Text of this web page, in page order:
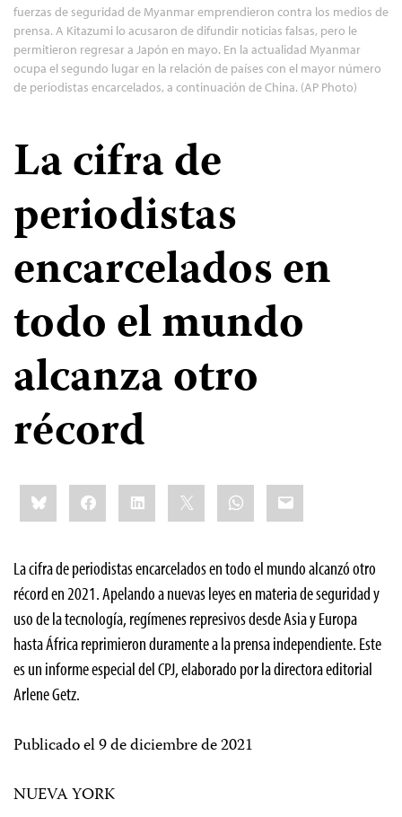
fuerzas de seguridad de Myanmar emprendieron contra los medios de
prensa. A Kitazumi lo acusaron de difundir noticias falsas, pero le
permitieron regresar a Japón en mayo. En la actualidad Myanmar
ocupa el segundo lugar en la relación de países con el mayor número
de periodistas encarcelados, a continuación de China. (AP Photo)
La cifra de
periodistas
encarcelados en
todo el mundo
alcanza otro
récord
Share
this:BlueskyFacebookLinkedIn WhatsApp
Email
La cifra de periodistas encarcelados en todo el mundo alcanzó otro
récord en 2021. Apelando a nuevas leyes en materia de seguridad y
uso de la tecnología, regímenes represivos desde Asia y Europa
hasta África reprimieron duramente a la prensa independiente. Este
es un informe especial del CPJ, elaborado por la directora editorial
Arlene Getz.
Publicado el 9 de diciembre de 2021
NUEVA YORK